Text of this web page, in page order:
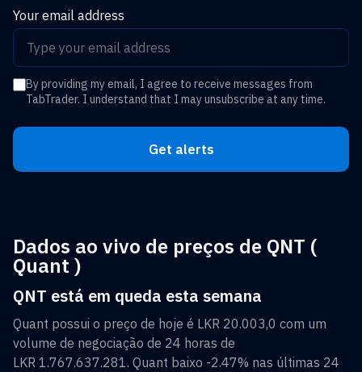
Your email address
By providing my email, I agree to receive messages from
TabTrader. I understand that I may unsubscribe at any time.
Get alerts
Dados ao vivo de preços de QNT (
Quant )
QNT está em queda esta semana
Quant possui o preço de hoje é LKR 20.003,0 com um
volume de negociação de 24 horas de
LKR 1.767.637.281. Quant baixo -2.47% nas últimas 24